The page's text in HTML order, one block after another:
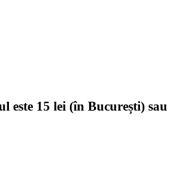
este 15 lei (în București) sau